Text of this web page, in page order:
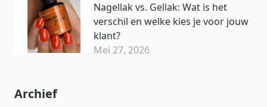
Nagellak vs. Gellak: Wat is het
verschil en welke kies je voor jouw
klant?
Mei 27, 2026
Archief